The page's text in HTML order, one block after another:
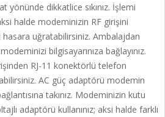
dikkatlice sıkınız. İşlemi
halde modeminizin RF girişini
hasara uğratabilirsiniz. Ambalajdan
bilgisayarınıza bağlayınız.
RJ-11 konektörlü telefon
AC güç adaptörü modemin
takınız. Modeminizin kutu
adaptörü kullanınız; aksi halde farklı